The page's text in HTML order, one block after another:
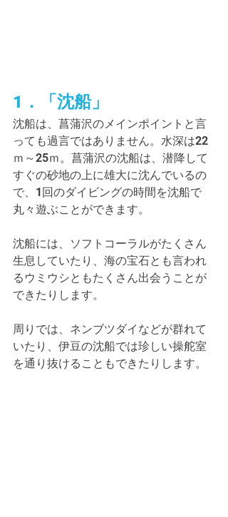
1．「沈船」
沈船は、菖蒲沢のメインポイントと言
っても過言ではありません。水深は22
ｍ～25ｍ。菖蒲沢の沈船は、潜降して
すぐの砂地の上に雄大に沈んでいるの
で、1回のダイビングの時間を沈船で
丸々遊ぶことができます。
沈船には、ソフトコーラルがたくさん
生息していたり、海の宝石とも言われ
るウミウシともたくさん出会うことが
できたりします。
周りでは、ネンブツダイなどが群れて
いたり、伊豆の沈船では珍しい操舵室
を通り抜けることもできたりします。